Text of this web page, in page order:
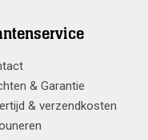
& Garantie
& verzendkosten